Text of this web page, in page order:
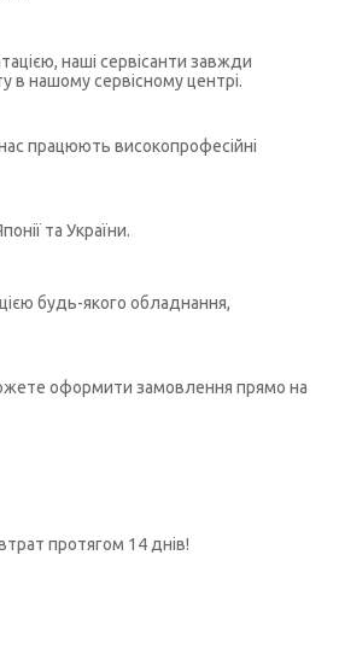
наші сервісанти завжди
в нашому сервісному центрі.
працюють високопрофесійні
та України.
будь-якого обладнання,
оформити замовлення прямо на
протягом 14 днів!